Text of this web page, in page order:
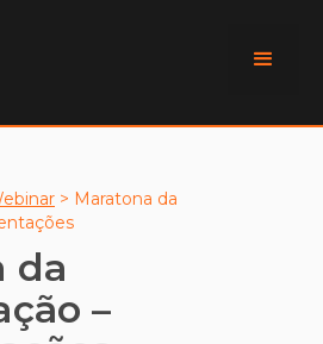
> Maratona da
da
–